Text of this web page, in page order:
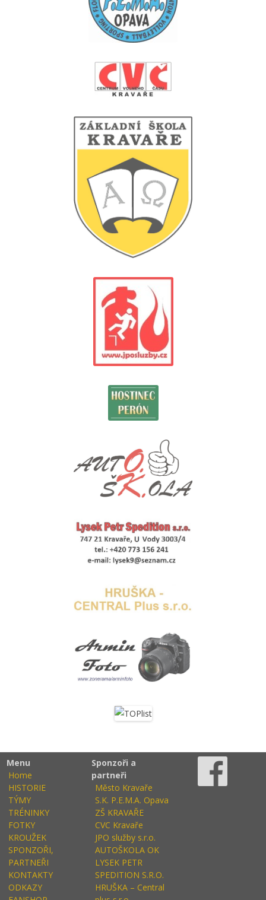
Menu
Home
HISTORIE
TÝMY
TRÉNINKY
FOTKY
KROUŽEK
SPONZOŘI,
PARTNEŘI
KONTAKTY
ODKAZY
Sponzoři a
partneři
Město Kravaře
S.K. P.E.M.A. Opava
ZŠ KRAVAŘE
CVC Kravaře
JPO služby s.r.o.
AUTOŠKOLA OK
LYSEK PETR
SPEDITION S.R.O.
HRUŠKA – Central